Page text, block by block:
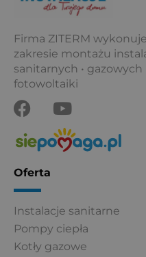
Firma ZITERM
zakresie montażu
sanitarnych • gazowych
fotowoltaiki
F
a
c
e
b
o
k
Y
o
u
t
Oferta
Instalacje sanitarne
Pompy ciepła
Kotły gazowe